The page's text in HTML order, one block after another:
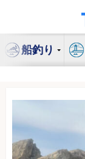
ン
船釣り